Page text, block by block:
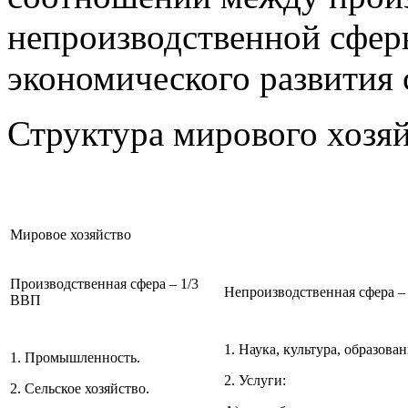
непроизводственной
экономического развития
Структура мирового
Мировое хозяйство
Производственная сфера – 1/3
ВВП
Непроизводственная сфера
1. Промышленность.
2. Сельское хозяйство.
1. Наука, культура,
2. Услуги: